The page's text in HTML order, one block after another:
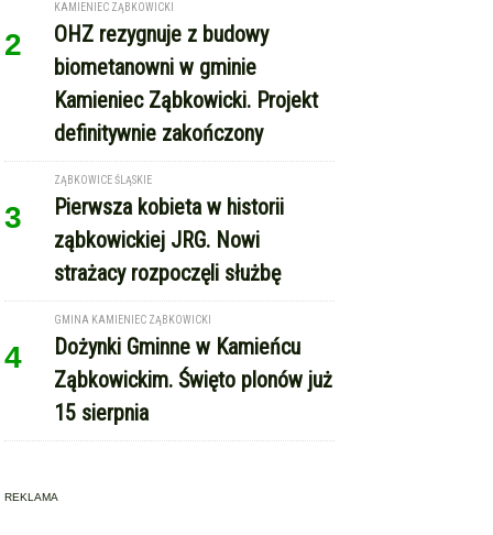
2
KAMIENIEC ZĄBKOWICKI
OHZ rezygnuje z budowy
biometanowni w gminie
Kamieniec Ząbkowicki. Projekt
definitywnie zakończony
3
ZĄBKOWICE ŚLĄSKIE
Pierwsza kobieta w historii
ząbkowickiej JRG. Nowi
strażacy rozpoczęli służbę
4
GMINA KAMIENIEC ZĄBKOWICKI
Dożynki Gminne w Kamieńcu
Ząbkowickim. Święto plonów już
15 sierpnia
REKLAMA